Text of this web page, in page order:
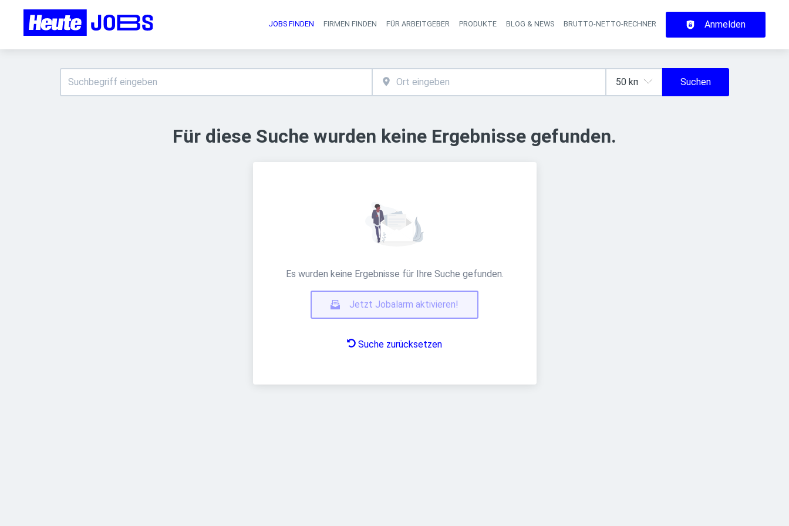
Haupt-Navigation
JOBS FINDEN FIRMEN FINDEN FÜR ARBEITGEBER PRODUKTE BLOG & NEWS BRUTTO-NETTO-RECHNER Anmelden
Suchen
Für diese Suche wurden keine Ergebnisse gefunden.
Es wurden keine Ergebnisse für Ihre Suche gefunden.
Jetzt Jobalarm aktivieren!
Suche zurücksetzen